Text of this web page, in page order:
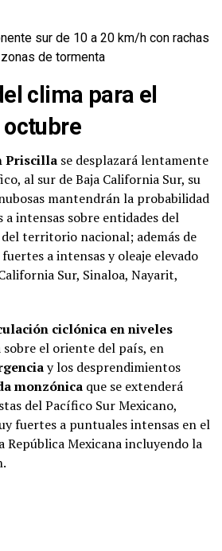
sur de 10 a 20 km/h con rachas
de tormenta
clima para el
Priscilla se desplazará lentamente
al sur de Baja California Sur, su
mantendrán la probabilidad
intensas sobre entidades del
territorio nacional; además de
a intensas y oleaje elevado
Sur, Sinaloa, Nayarit,
ciclónica en niveles
sobre el oriente del país, en
y los desprendimientos
monzónica que se extenderá
del Pacífico Sur Mexicano,
fuertes a puntuales intensas en el
República Mexicana incluyendo la